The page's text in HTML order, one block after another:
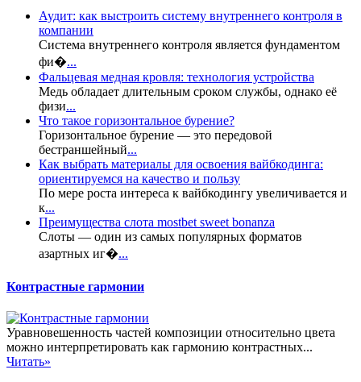
Аудит: как выстроить систему внутреннего контроля в
компании
Система внутреннего контроля является фундаментом
фи�...
Фальцевая медная кровля: технология устройства
Медь обладает длительным сроком службы, однако её
физи...
Что такое горизонтальное бурение?
Горизонтальное бурение — это передовой
бестраншейный...
Как выбрать материалы для освоения вайбкодинга:
ориентируемся на качество и пользу
По мере роста интереса к вайбкодингу увеличивается и
к...
Преимущества слота mostbet sweet bonanza
Слоты — один из самых популярных форматов
азартных иг�...
Контрастные гармонии
Уравновешенность частей композиции относительно цвета
можно интерпретировать как гармонию контрастных...
Читать»